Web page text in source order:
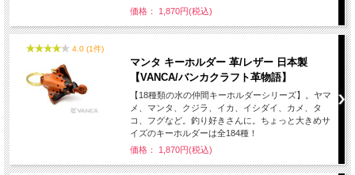
価格： 1,870円(税込)
4.0 (1件)
マンタ キーホルダー 革/レザー 日本製
【VANCA/バンカクラフト革物語】
【18種類の水の仲間キーホルダーシリーズ】。ヤマ
メ、マンタ、クジラ、イカ、イシダイ、カメ、タ
コ、フグなど。釣り好きさんに。ちょっと大きめサ
イズのキーホルダーは全184種！
価格： 1,870円(税込)